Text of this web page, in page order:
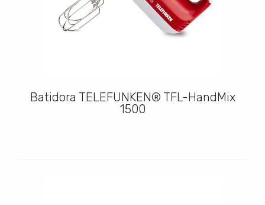
Batidora TELEFUNKEN® TFL-HandMix
1500